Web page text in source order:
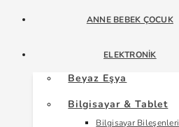
ANNE BEBEK ÇOCUK
ELEKTRONIK
Beyaz Eşya
Bilgisayar & Tablet
Bilgisayar Bileşenleri